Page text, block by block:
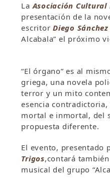
LaAsociación Cultural
presentación de la
escritor Diego
Alcabala” el próximo
“El órgano” es al
griega, una novela
terror y un mito
esencia
mortal e inmortal, del
propuesta diferente.
El evento, presentado
Trigos,contará
musical del grupo